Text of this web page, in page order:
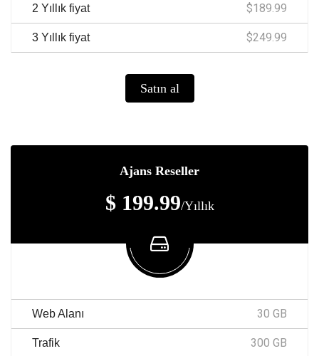
2 Yıllık fiyat $189.99
3 Yıllık fiyat $249.99
Satın al
Ajans Reseller
$ 199.99/Yıllık
Web Alanı 30 GB
Trafik 300 GB